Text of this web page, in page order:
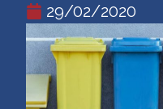
29/02/2020